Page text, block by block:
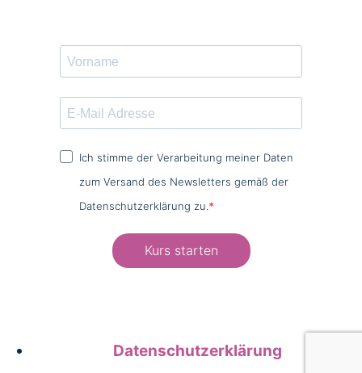
Ich stimme der Verarbeitung meiner Daten
zum Versand des Newsletters gemäß der
Datenschutzerklärung zu.
Kurs starten
Datenschutzerklärung